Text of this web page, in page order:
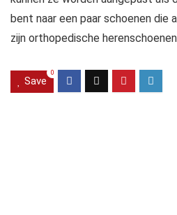
bent naar een paar schoenen die
zijn orthopedische
Save
0